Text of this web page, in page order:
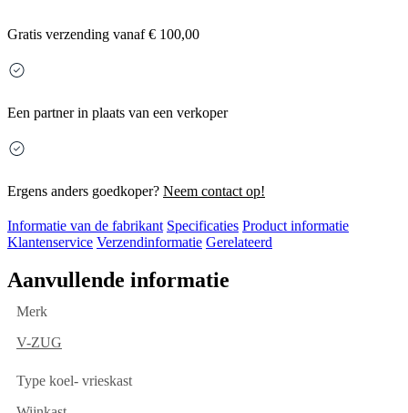
Gratis verzending vanaf € 100,00
Een partner in plaats van een verkoper
Ergens anders goedkoper? Neem contact op!
Informatie van de fabrikant Specificaties Product informatie
Klantenservice Verzendinformatie Gerelateerd
Aanvullende informatie
Merk
V-ZUG
Type koel- vrieskast